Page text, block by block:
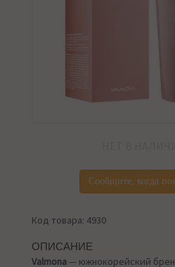
Сообщите, когда
Код товара: 4930
ОПИСАНИЕ
Valmona — южнокорейский